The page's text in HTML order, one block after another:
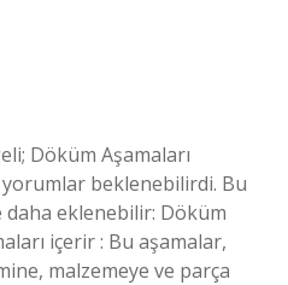
Döküm Aşamaları
beklenebilirdi. Bu
eklenebilir: Döküm
içerir : Bu aşamalar,
malzemeye ve parça